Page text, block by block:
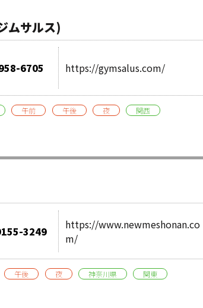
ムサルス)
6705 https://gymsalus.com/
午前 午後 夜 関西
3249
https://www.newmeshonan.co
m/
午後 夜 神奈川県 関東